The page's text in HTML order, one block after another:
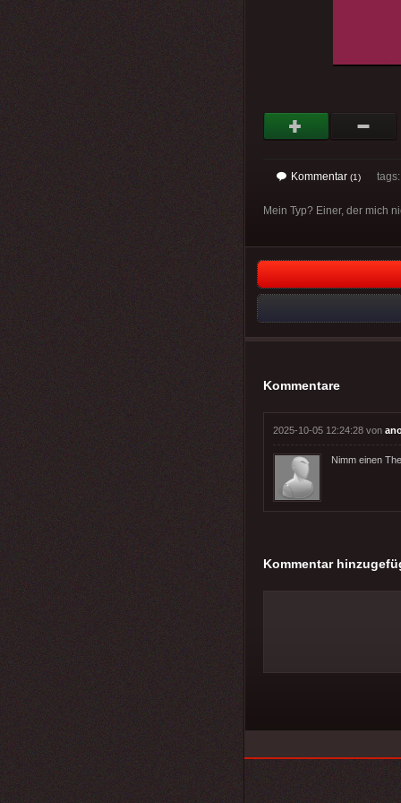
Kommentar (1) tags:
Mein Typ? Einer, der mich
Kommentare
2025-10-05 12:24:28 von
Nimm einen
Kommentar